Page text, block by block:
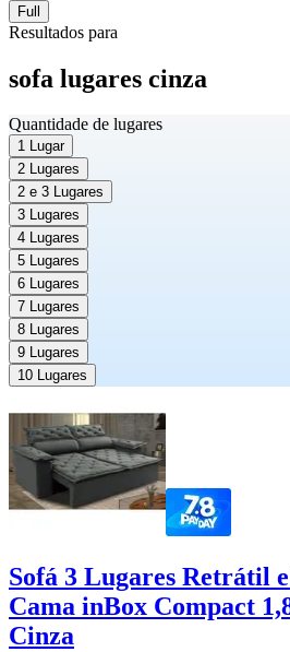
Full
Resultados para
sofa lugares cinza
Quantidade de lugares
1 Lugar
2 Lugares
2 e 3 Lugares
3 Lugares
4 Lugares
5 Lugares
6 Lugares
7 Lugares
8 Lugares
9 Lugares
10 Lugares
Sofá 3 Lugares Retrátil
Cama inBox Compact
Cinza